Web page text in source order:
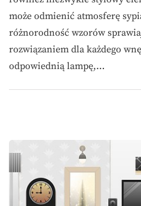
może odmienić atmosferę
różnorodność wzorów
rozwiązaniem dla każdego
odpowiednią lampę,…